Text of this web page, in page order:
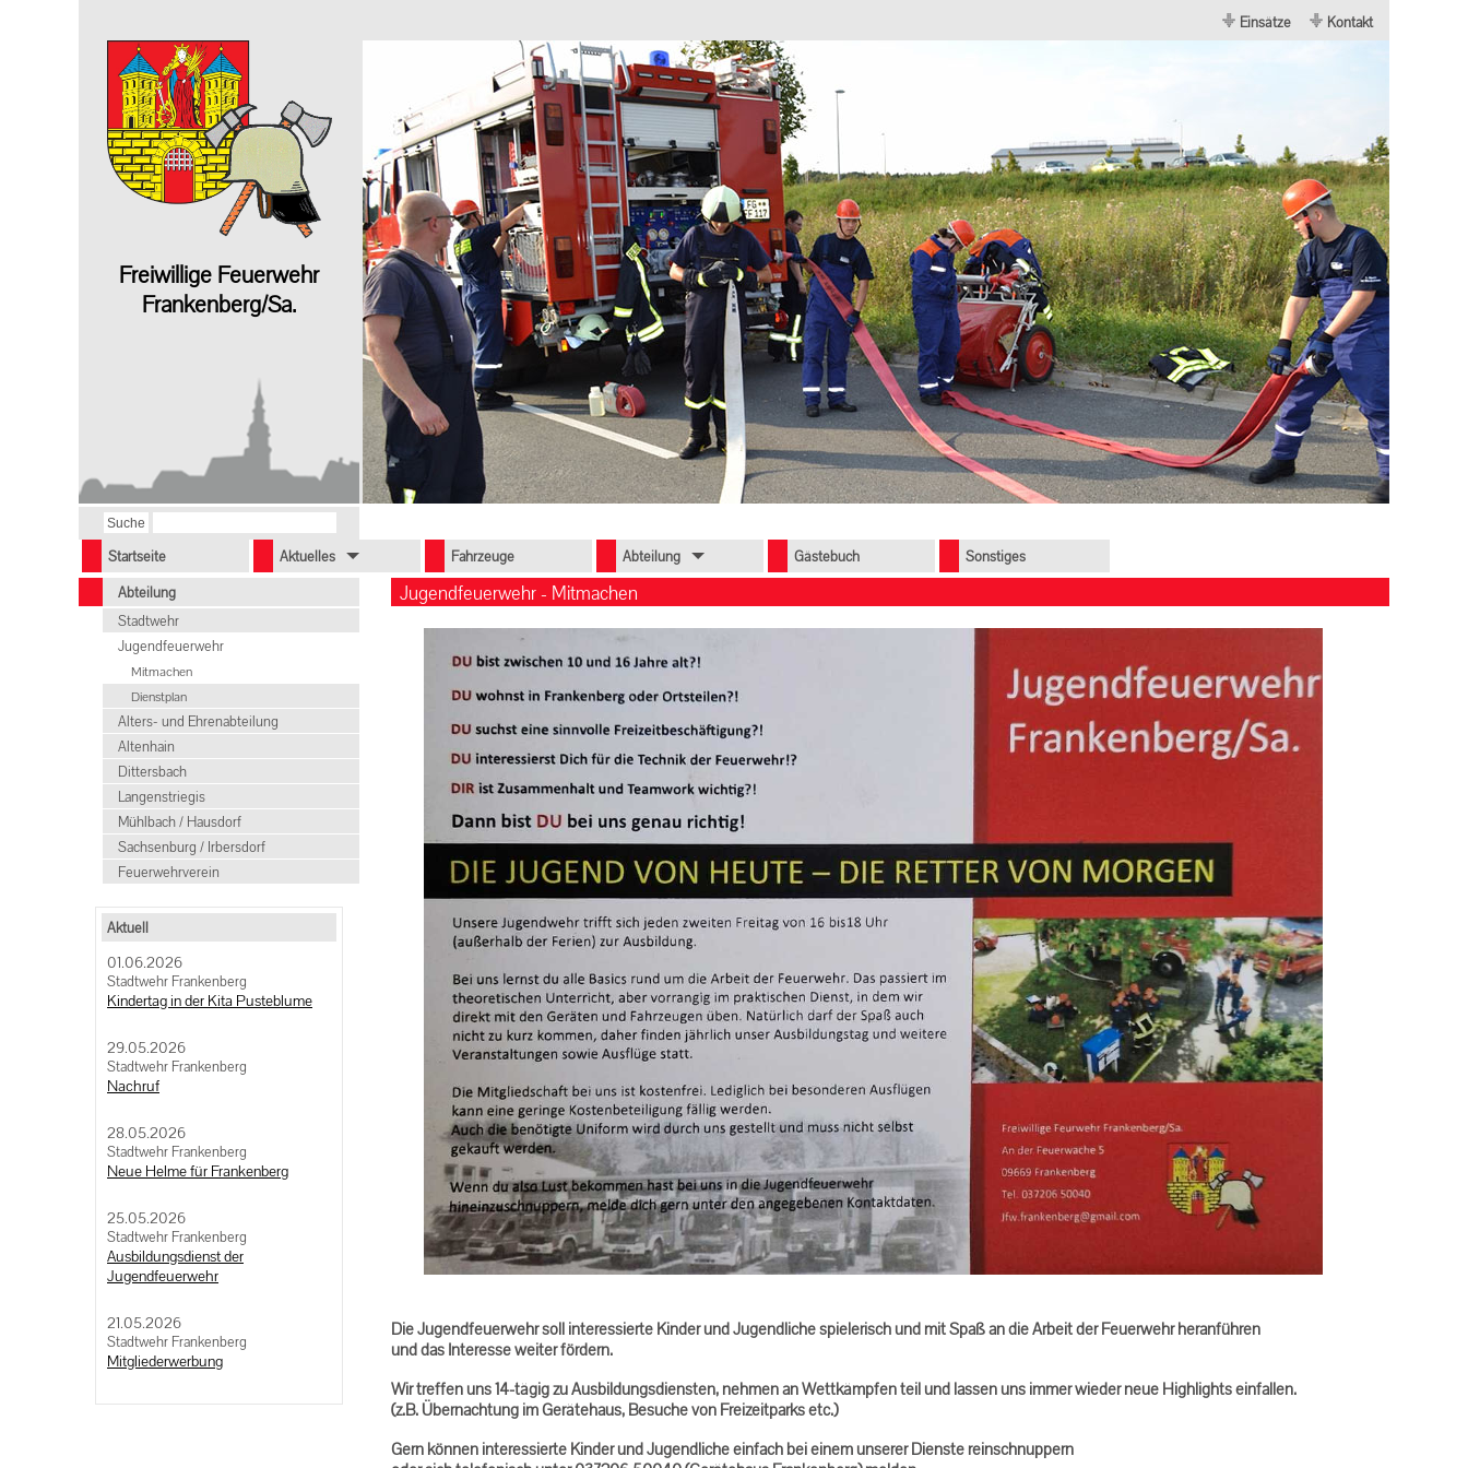
Einsätze Kontakt
Freiwillige Feuerwehr
Frankenberg/Sa.
Startseite Aktuelles Fahrzeuge Abteilung Gästebuch Sonstiges
Jugendfeuerwehr - Mitmachen
Die Jugendfeuerwehr soll interessierte Kinder und Jugendliche spielerisch und mit Spaß an die Arbeit der Feuerwehr heranführen
und das Interesse weiter fördern.
Wir treffen uns 14-tägig zu Ausbildungsdiensten, nehmen an Wettkämpfen teil und lassen uns immer wieder neue Highlights einfallen.
(z.B. Übernachtung im Gerätehaus, Besuche von Freizeitparks etc.)
Gern können interessierte Kinder und Jugendliche einfach bei einem unserer Dienste reinschnuppern
Abteilung
Stadtwehr
Jugendfeuerwehr
Mitmachen
Dienstplan
Alters- und Ehrenabteilung
Altenhain
Dittersbach
Langenstriegis
Mühlbach / Hausdorf
Sachsenburg / Irbersdorf
Feuerwehrverein
Aktuell
01.06.2026
Stadtwehr Frankenberg
Kindertag in der Kita Pusteblume
29.05.2026
Stadtwehr Frankenberg
Nachruf
28.05.2026
Stadtwehr Frankenberg
Neue Helme für Frankenberg
25.05.2026
Stadtwehr Frankenberg
Ausbildungsdienst der
Jugendfeuerwehr
21.05.2026
Stadtwehr Frankenberg
Mitgliederwerbung